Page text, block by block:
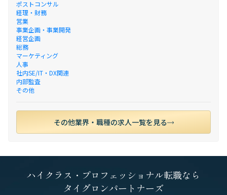
ポストコンサル
経理・財務
営業
事業企画・事業開発
経営企画
総務
マーケティング
人事
社内SE/IT・DX関連
内部監査
その他
その他業界・職種の求人一覧を見る
ハイクラス・プロフェッショナル転職なら
タイグロンパートナーズ